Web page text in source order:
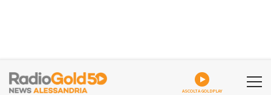
ASCOLTA GOLDPLAY